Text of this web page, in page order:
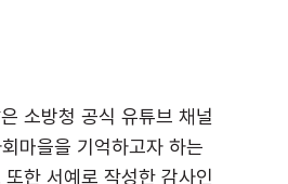
소방청 공식 유튜브 채널
마을을 기억하고자 하는
한 서예로 작성한 감사인